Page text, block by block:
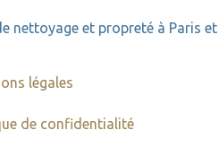
nettoyage et propreté à Paris et
légales
de confidentialité